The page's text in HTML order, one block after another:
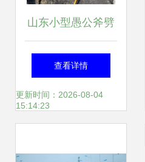
山东小型愚公斧劈
裂器 道路建设中的
静力先锋
查看详情
更新时间：2026-08-04
15:14:23